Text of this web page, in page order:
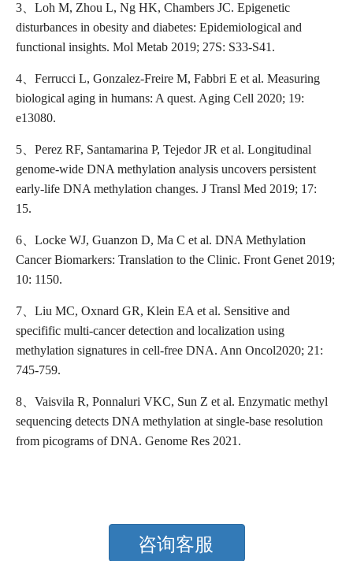
3、Loh M, Zhou L, Ng HK, Chambers JC. Epigenetic
disturbances in obesity and diabetes: Epidemiological and
functional insights. Mol Metab 2019; 27S: S33-S41.
4、Ferrucci L, Gonzalez-Freire M, Fabbri E et al. Measuring
biological aging in humans: A quest. Aging Cell 2020; 19:
e13080.
5、Perez RF, Santamarina P, Tejedor JR et al. Longitudinal
genome-wide DNA methylation analysis uncovers persistent
early-life DNA methylation changes. J Transl Med 2019; 17:
15.
6、Locke WJ, Guanzon D, Ma C et al. DNA Methylation
Cancer Biomarkers: Translation to the Clinic. Front Genet 2019;
10: 1150.
7、Liu MC, Oxnard GR, Klein EA et al. Sensitive and
specifific multi-cancer detection and localization using
methylation signatures in cell-free DNA. Ann Oncol2020; 21:
745-759.
8、Vaisvila R, Ponnaluri VKC, Sun Z et al. Enzymatic methyl
sequencing detects DNA methylation at single-base resolution
from picograms of DNA. Genome Res 2021.
咨询客服